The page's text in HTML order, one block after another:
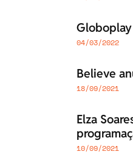
04/03/2022
Believe
18/09/2021
Elza
10/09/2021